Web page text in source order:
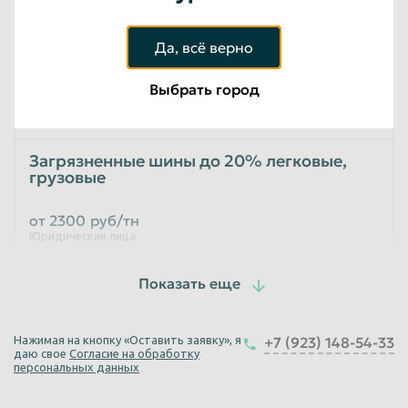
Шины грузовые рваные
Загрязненные шины до 20% легковые,
грузовые
Юридические лица
от 2300 руб/тн
Загрязненные шины от 20% легковые,
Юридические лица
от 3000 руб/тн
Нажимая на кнопку «Оставить заявку», я
даю свое Согласие на обработку
персональных данных
+7 (923) 148-54-33
Да, всё верно
Выбрать город